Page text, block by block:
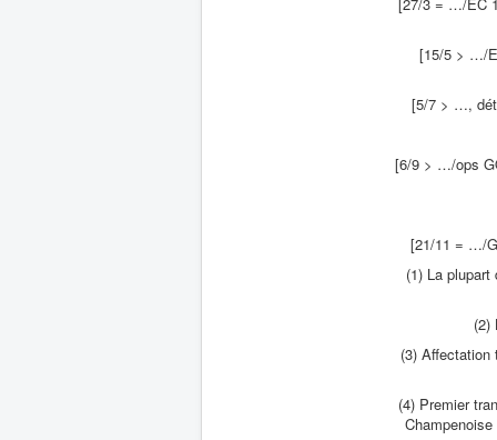
[27/3 = …/EC
[15/5 > …/
[5/7 > …,
[6/9 > …/ops
[21/11 = …/
(1) La
(2)
(3) Affectation
(4) Premier